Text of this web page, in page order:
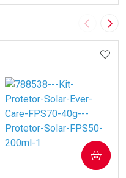
Imagem
AOS FAVORITOS
COMPRAR